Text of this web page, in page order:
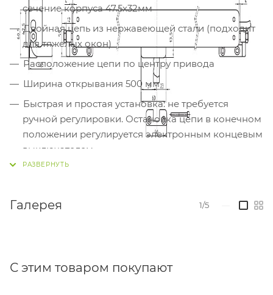
сечение корпуса 47.5х32мм
Двойная цепь из нержавеющей стали (подходит
для тяжелых окон)
Расположение цепи по центру привода
Ширина открывания 500 мм
Быстрая и простая установка: не требуется
ручной регулировки. Остановка цепи в конечном
положении регулируется электронным концевым
выключателем
Электронная остановка в промежуточных
Поставляется с кабелем 3 м в комплекте с
1500 мм
Галерея 1/5
С этим товаром покупают